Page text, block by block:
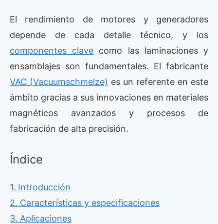
El rendimiento de motores y generadores
depende de cada detalle técnico, y los
componentes clave como las laminaciones y
ensamblajes son fundamentales. El fabricante
VAC (Vacuumschmelze) es un referente en este
ámbito gracias a sus innovaciones en materiales
magnéticos avanzados y procesos de
fabricación de alta precisión.
Índice
1. Introducción
2. Características y especificaciones
3. Aplicaciones